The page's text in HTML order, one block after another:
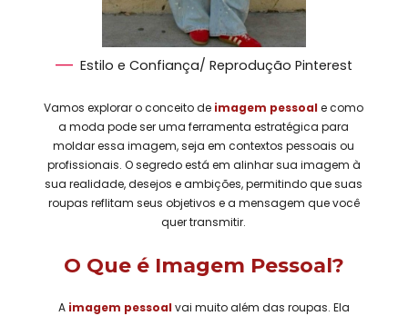
Estilo e Confiança/ Reprodução Pinterest
Vamos explorar o conceito de imagem pessoal e como
a moda pode ser uma ferramenta estratégica para
moldar essa imagem, seja em contextos pessoais ou
profissionais. O segredo está em alinhar sua imagem à
sua realidade, desejos e ambições, permitindo que suas
roupas reflitam seus objetivos e a mensagem que você
quer transmitir.
O Que é Imagem Pessoal?
A imagem pessoal vai muito além das roupas. Ela